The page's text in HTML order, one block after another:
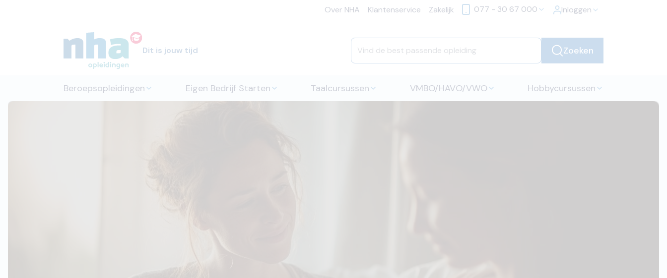
Over NHA Klantenservice Zakelijk 077 - 30 67 000 Inloggen
Dit is jouw tijd Zoeken
Beroepsopleidingen Eigen Bedrijf Starten Taalcursussen VMBO/HAVO/VWO Hobbycursussen